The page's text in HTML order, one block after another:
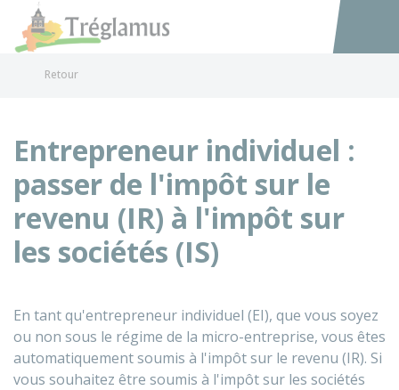
Accéder
Retour
Entrepreneur individuel :
passer de l'impôt sur le
revenu (IR) à l'impôt sur
les sociétés (IS)
En tant qu'entrepreneur individuel (EI), que vous soyez
ou non sous le régime de la micro-entreprise, vous êtes
automatiquement soumis à l'impôt sur le revenu (IR). Si
vous souhaitez être soumis à l'impôt sur les sociétés